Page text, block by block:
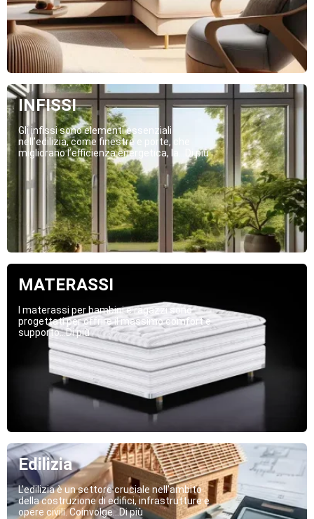
INFISSI
Gli infissi sono elementi essenziali
nell’edilizia, come finestre e porte, che
migliorano l’efficienza energetica, la...Di più
MATERASSI
I materassi per bambini e ragazzi sono
progettati per offrire il massimo comfort e
supporto...Di più
Edilizia
L'edilizia è un settore cruciale nell'ambito
della costruzione di edifici, infrastrutture e
opere civili. Coinvolge...Di più